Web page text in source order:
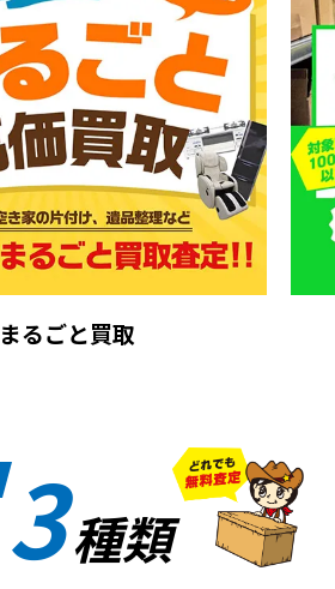
まるごと買取
3種類